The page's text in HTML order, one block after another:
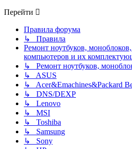
Перейти
Правила форума
↳ Правила
Ремонт ноутбуков,
компьютеров и их
↳ Ремонт ноутбуков,
↳ ASUS
↳ Acer&Emachines&Packard
↳ DNS/DEXP
↳ Lenovo
↳ MSI
↳ Toshiba
↳ Samsung
↳ Sony